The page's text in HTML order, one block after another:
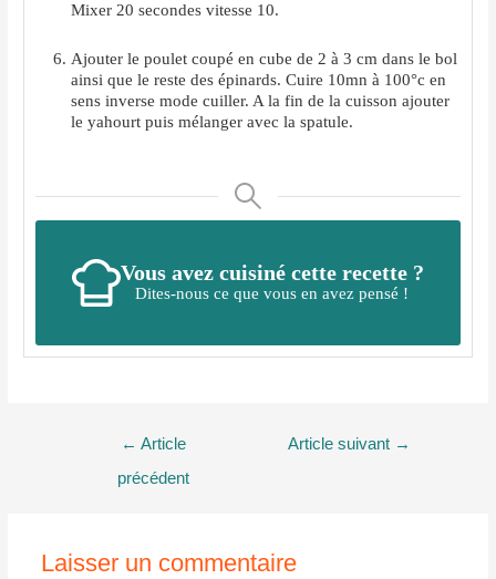
Mixer 20 secondes vitesse 10.
Ajouter le poulet coupé en cube de 2 à 3 cm dans le bol
ainsi que le reste des épinards. Cuire 10mn à 100°c en
sens inverse mode cuiller. A la fin de la cuisson ajouter
le yahourt puis mélanger avec la spatule.
Vous avez cuisiné cette recette ?
Dites-nous ce que vous en avez pensé !
← Article
précédent
Article suivant →
Laisser un commentaire